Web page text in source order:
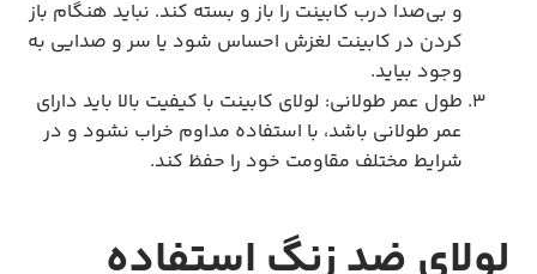
و بی‌صدا درب کابینت را باز و بسته کند. نباید هنگام باز
کردن در کابینت لغزش احساس شود یا سر و صدایی به
وجود بیاید.
طول عمر طولانی: لولای کابینت با کیفیت بالا باید دارای
عمر طولانی باشد، با استفاده مداوم خراب نشود و در
شرایط مختلف مقاومت خود را حفظ کند.
لولای ضد زنگ استفاده